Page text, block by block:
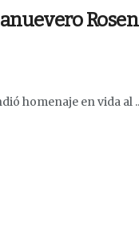
homenaje en vida al